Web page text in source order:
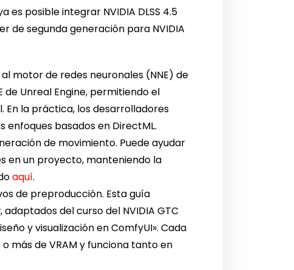
posible integrar NVIDIA DLSS 4.5
de segunda generación para NVIDIA
motor de redes neuronales (NNE) de
Unreal Engine, permitiendo el
la práctica, los desarrolladores
basados en DirectML.
de movimiento. Puede ayudar
en un proyecto, manteniendo la
aquí.
de preproducción. Esta guía
, adaptados del curso del NVIDIA GTC
y visualización en ComfyUI». Cada
o más de VRAM y funciona tanto en